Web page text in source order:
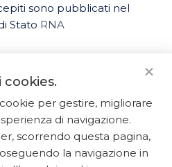
sono pubblicati nel
Stato RNA
ArredoBagno.shop è un
registrato.
cookies.
per gestire, migliorare
di navigazione.
scorrendo questa pagina,
la navigazione in